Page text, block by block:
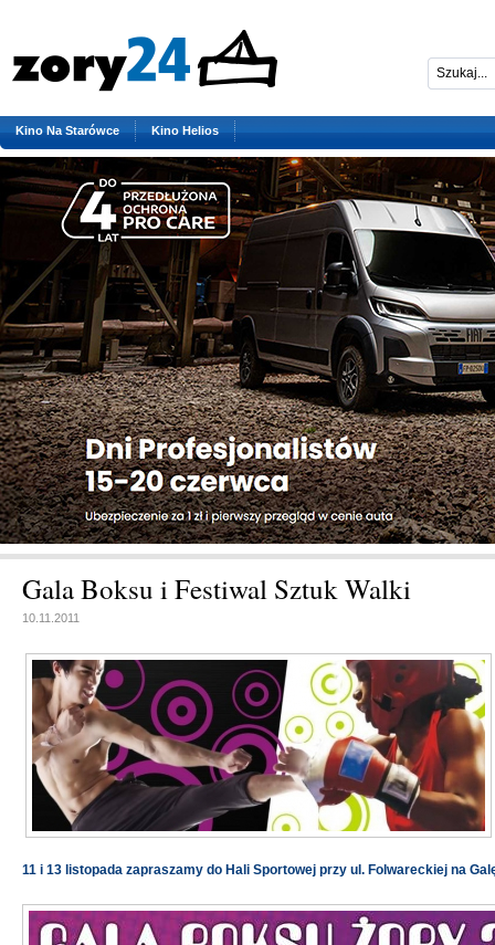
Kino Na Starówce Kino Helios
Gala Boksu i Festiwal Sztuk Walki
10.11.2011
11 i 13 listopada zapraszamy do Hali Sportowej przy ul. Folwareckiej na